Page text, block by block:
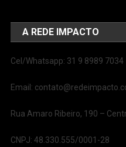
A REDE IMPACTO
Cel/Whatsapp: 31 9 8989 7034
Email:
Rua Amaro Ribeiro, 190 –
CNPJ: 48.330.555/0001-28